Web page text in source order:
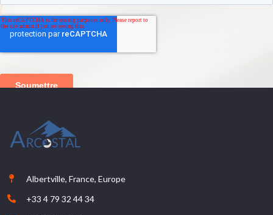
Albertville, France, Europe
+33 4 79 32 44 34